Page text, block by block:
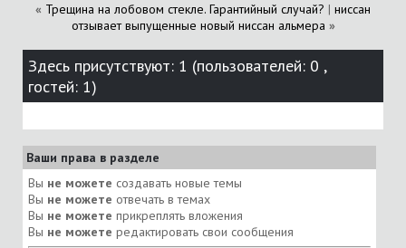
« Трещина на лобовом стекле. Гарантийный случай? | ниссан
отзывает выпущенные новый ниссан альмера »
Здесь присутствуют: 1 (пользователей: 0 ,
гостей: 1)
Ваши права в разделе
Вы не можете создавать новые темы
Вы не можете отвечать в темах
Вы не можете прикреплять вложения
Вы не можете редактировать свои сообщения